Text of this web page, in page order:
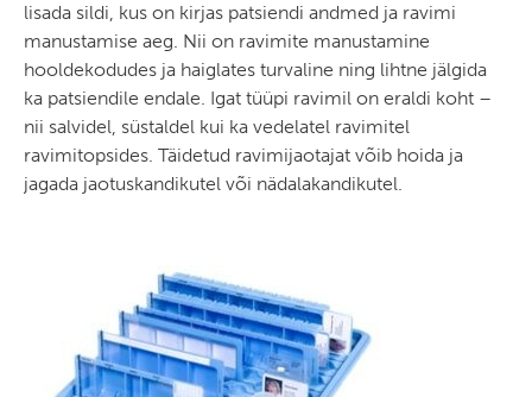
lisada sildi, kus on kirjas patsiendi andmed ja ravimi
manustamise aeg. Nii on ravimite manustamine
hooldekodudes ja haiglates turvaline ning lihtne jälgida
ka patsiendile endale. Igat tüüpi ravimil on eraldi koht –
nii salvidel, süstaldel kui ka vedelatel ravimitel
ravimitopsides. Täidetud ravimijaotajat võib hoida ja
jagada jaotuskandikutel või nädalakandikutel.